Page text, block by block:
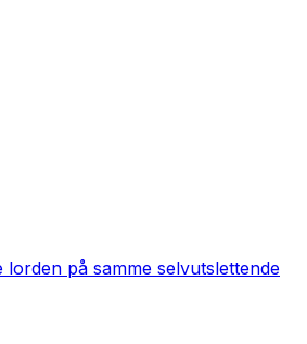
på samme selvutslettende